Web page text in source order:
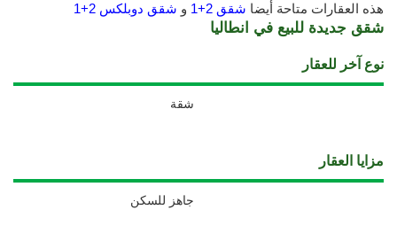
هذه العقارات متاحة أيضا شقق 2+1 و شقق دوبلكس 2+1
شقق جديدة للبيع في انطاليا
نوع آخر للعقار
شقة
مزايا العقار
جاهز للسكن